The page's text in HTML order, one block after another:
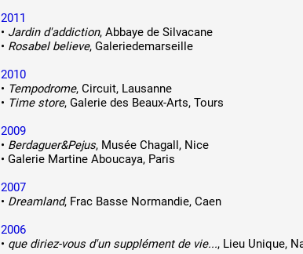
2011
• Jardin d'addiction, Abbaye de Silvacane
• Rosabel believe, Galeriedemarseille
2010
• Tempodrome, Circuit, Lausanne
• Time store, Galerie des Beaux-Arts, Tours
2009
• Berdaguer&Pejus, Musée Chagall, Nice
• Galerie Martine Aboucaya, Paris
2007
• Dreamland, Frac Basse Normandie, Caen
2006
• que diriez-vous d'un supplément de vie..., Lieu Unique,